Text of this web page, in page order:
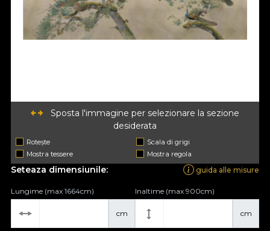
Sposta l'immagine per selezionare la sezione
desiderata
Rotește
Scala di grigi
Mostra tessere
Mostra regola
Seteaza dimensiunile: guida alle misure
cm
Lungime (max 1664cm)
cm
Inaltime (max 900cm)